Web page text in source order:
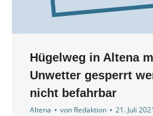
Hügelweg in Altena
Unwetter gesperrt
nicht befahrbar
Altena von Redaktion 21. Juli